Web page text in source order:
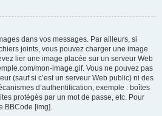
dans vos messages. Par ailleurs, si
joints, vous pouvez charger une image
lier une image placée sur un serveur Web
mon-image.gif. Vous ne pouvez pas
(sauf si c’est un serveur Web public) ni des
d’authentification, exemple : boîtes
protégés par un mot de passe, etc. Pour
BBCode [img].